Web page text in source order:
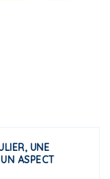
UNE
ASPECT